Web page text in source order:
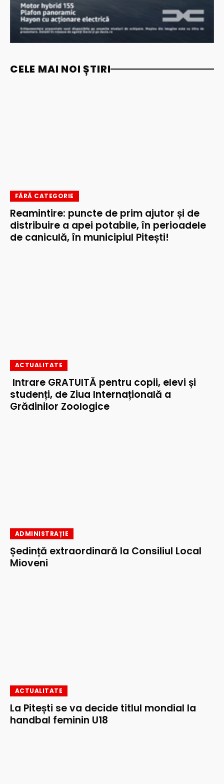
CELE MAI NOI ȘTIRI
FĂRĂ CATEGORIE
Reamintire: puncte de prim ajutor și de
distribuire a apei potabile, în perioadele
de caniculă, în municipiul Pitești!
ACTUALITATE
Intrare GRATUITĂ pentru copii, elevi și
studenți, de Ziua Internațională a
Grădinilor Zoologice
ADMINISTRAȚIE
Ședință extraordinară la Consiliul Local
Mioveni
ACTUALITATE
La Pitești se va decide titlul mondial la
handbal feminin U18